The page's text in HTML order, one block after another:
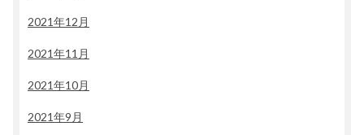
2021年12月
2021年11月
2021年10月
2021年9月